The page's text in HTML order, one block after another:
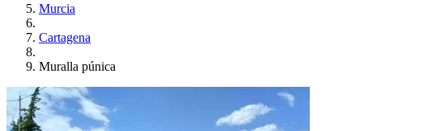
Murcia
Cartagena
Muralla púnica